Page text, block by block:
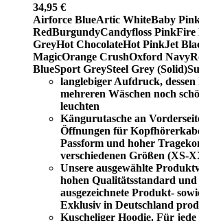
34,95 €
Airforce BlueArtic WhiteBaby
RedBurgundyCandyfloss PinkFire
GreyHot ChocolateHot PinkJet
MagicOrange CrushOxford Navy
BlueSport GreySteel Grey (Solid)
langlebiger Aufdruck,
mehreren Wäschen noch
leuchten
Kängurutasche an
Öffnungen für
Passform und hoher
verschiedenen Größen (XS-
Unsere ausgewählte
hohen Qualitätsstandard und
ausgezeichnete Produkt-
Exklusiv in Deutschland
Kuscheliger Hoodie. Für